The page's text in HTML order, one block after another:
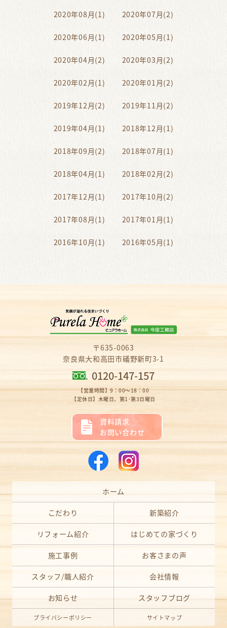
2020年08月(1) 2020年07月(2)
2020年06月(1) 2020年05月(1)
2020年04月(2) 2020年03月(2)
2020年02月(1) 2020年01月(2)
2019年12月(2) 2019年11月(2)
2019年04月(1) 2018年12月(1)
2018年09月(2) 2018年07月(1)
2018年04月(1) 2018年02月(2)
2017年12月(1) 2017年10月(2)
2017年08月(1) 2017年01月(1)
2016年10月(1) 2016年05月(1)
〒635-0063
奈良県大和高田市礒野新町3-1
0120-147-157
【営業時間】9：00～18：00
【定休日】木曜日、第1･第3日曜日
資料請求
お問い合わせ
ホーム
こだわり 新築紹介
リフォーム紹介 はじめての家づくり
施工事例 お客さまの声
スタッフ/職人紹介 会社情報
お知らせ スタッフブログ
プライバシーポリシー サイトマップ